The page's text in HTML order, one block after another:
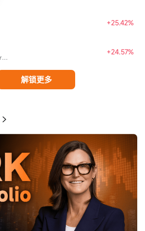
+25.42%
Bitmine Immersion Technologies
+24.57%
解锁更多